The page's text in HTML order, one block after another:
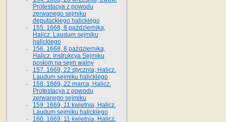
Protestacya z powodu
zerwanego sejmiku
deputackiego halickiego
155. 1668, 8 października,
Halicz. Laudum sejmiku
halickiego
156. 1668, 8 października,
Halicz. Instrukcya Sejmiku
posłom na sejm walny
157. 1669, 22 stycznia, Halicz.
Laudum sejmiku halickiego
158. 1669, 22 marca, Halicz.
Protestacya z powodu
zerwanego sejmiku
159. 1669, 11 kwietnia, Halicz.
Laudum sejmiku halickiego
160. 1669, 11 kwietnia, Halicz.